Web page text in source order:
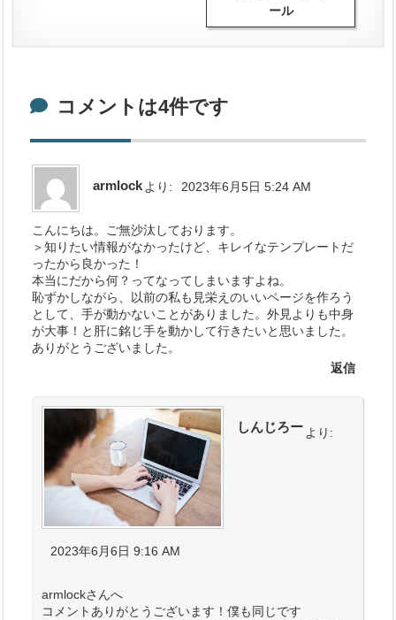
ール
コメントは4件です
armlock より: 2023年6月5日 5:24 AM
こんにちは。ご無沙汰しております。
＞知りたい情報がなかったけど、キレイなテンプレートだ
ったから良かった！
本当にだから何？ってなってしまいますよね。
恥ずかしながら、以前の私も見栄えのいいページを作ろう
として、手が動かないことがありました。外見よりも中身
が大事！と肝に銘じ手を動かして行きたいと思いました。
ありがとうございました。
返信
しんじろー より:
2023年6月6日 9:16 AM
armlockさんへ
コメントありがとうございます！僕も同じです